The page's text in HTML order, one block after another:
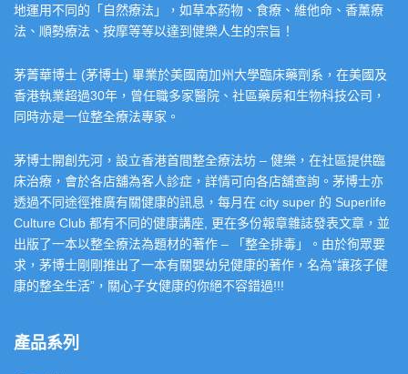
地運用不同的「自然療法」，如草本葯物、食療、維他命、香薰療
法、順勢療法、按摩等等以達到健樂人生的宗旨！
茅菁華博士 (茅博士) 畢業於美國南加州大學臨床藥劑系，在美國及
香港執業超過30年，曾任職多家醫院、社區藥房和生物科技公司，
同時亦是一位整全療法專家。
茅博士開創先河，設立香港首間整全療法坊 – 健樂，在社區提供臨
床治療，會於各店舖為客人診症，詳情可向各店舖查詢。茅博士亦
透過不同途徑推廣有關健康的訊息，每月在 city super 的 Superlife
Culture Club 都有不同的健康講座, 更在多份報章雜誌發表文章，並
出版了一本以整全療法為題材的著作 – 「整全排毒」。由於徇眾要
求，茅博士剛剛推出了一本有關嬰幼兒健康的著作，名為”讓孩子健
康的整全生活”，關心子女健康的你絕不容錯過!!!
產品系列